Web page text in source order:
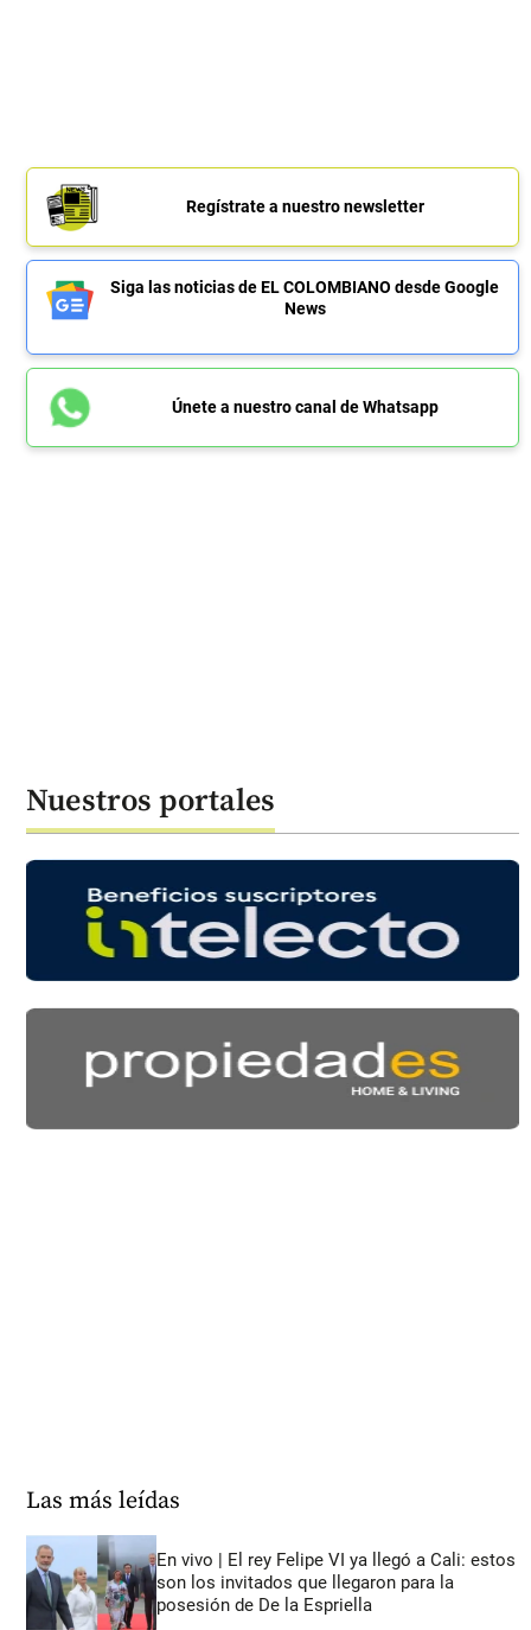
Regístrate a nuestro newsletter
Siga las noticias de EL COLOMBIANO desde Google
News
Únete a nuestro canal de Whatsapp
Nuestros portales
Las más leídas
En vivo | El rey Felipe VI ya llegó a Cali: estos
son los invitados que llegaron para la
posesión de De la Espriella